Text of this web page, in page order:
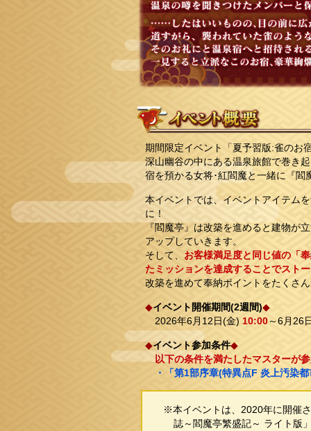
期間限定イベント「夏予習版:雀のお
深山幽谷の中にある温泉旅館で巻き
宿を預かる女将･紅閻魔と一緒に『閻
本イベントでは、イベントアイテム
に！
『閻魔亭』は改築を進めると建物が
アップしていきます。
そして、 お客様満足度と同じ値の「
たミッションを達成することでスト
改築を進めて奉納ポイントをたくさ
◆イベント開催期間(2週間)◆
2026年6月12日(金)10:00～6月26
◆イベント参加条件◆
以下の条件を満たしたマスターが
・「第1部序章(特異点F 炎上汚染
※本イベントは、2020年に開催
誌～閻魔亭繁盛記～ ライト版